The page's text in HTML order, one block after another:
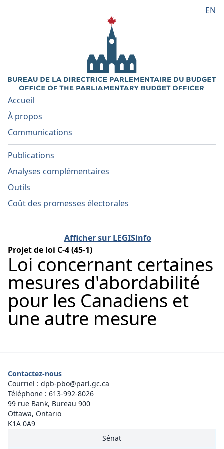
Aller au contenu principal
EN
Accueil
À propos
Communications
Publications
Analyses complémentaires
Outils
Coût des promesses électorales
Projet de loi C-4 (45-1)
Loi concernant certaines
mesures d'abordabilité
pour les Canadiens et
une autre mesure
Afficher sur LEGISinfo
Sénat
Contactez-nous
Courriel : dpb-pbo@parl.gc.ca
Téléphone : 613-992-8026
99 rue Bank, Bureau 900
Ottawa, Ontario
K1A 0A9